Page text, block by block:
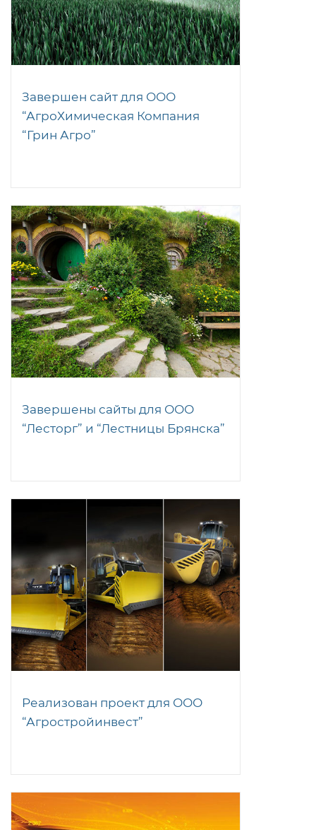
Завершен сайт для ООО
“АгроХимическая Компания
“Грин Агро”
Завершены сайты для ООО
“Лесторг” и “Лестницы Брянска”
Реализован проект для ООО
“Агростройинвест”